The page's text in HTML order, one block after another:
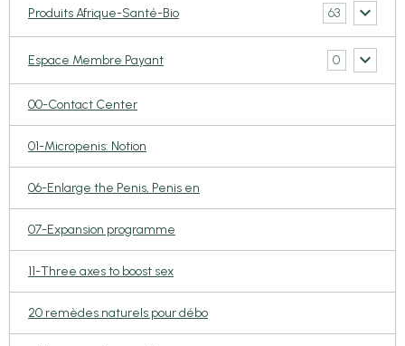
Produits Afrique-Santé-Bio 63
Espace Membre Payant 0
00-Contact Center
01-Micropenis: Notion
06-Enlarge the Penis, Penis en
07-Expansion programme
11-Three axes to boost sex
20 remèdes naturels pour débo